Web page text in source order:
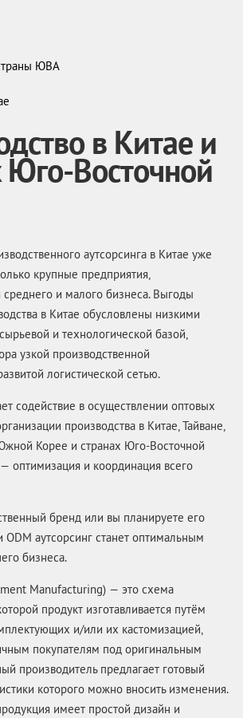
ЮВА
в Китае и
Юго-Восточной
аутсорсинга в Китае уже
крупные предприятия,
среднего и малого бизнеса. Выгоды
в Китае обусловлены низкими
и технологической базой,
узкой производственной
логистической сетью.
содействие в осуществлении оптовых
производства в Китае, Тайване,
Корее и странах Юго-Восточной
оптимизация и координация всего
бренд или вы планируете его
аутсорсинг станет оптимальным
бизнеса.
Manufacturing) — это схема
продукт изготавливается путём
и/или их кастомизацией,
покупателям под оригинальным
производитель предлагает готовый
которого можно вносить изменения.
имеет простой дизайн и